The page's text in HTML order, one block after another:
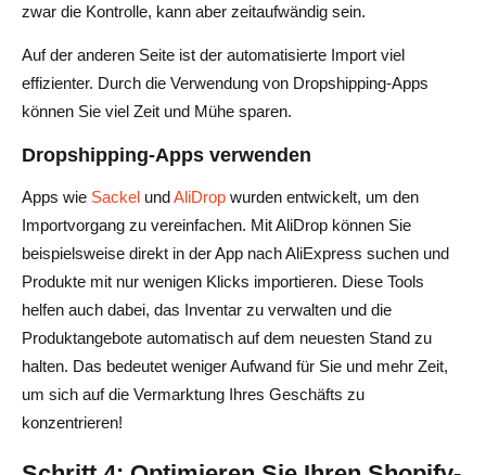
zwar die Kontrolle, kann aber zeitaufwändig sein.
Auf der anderen Seite ist der automatisierte Import viel
effizienter. Durch die Verwendung von Dropshipping-Apps
können Sie viel Zeit und Mühe sparen.
Dropshipping-Apps verwenden
Apps wie Sackel undAliDrop wurden entwickelt, um den
Importvorgang zu vereinfachen. Mit AliDrop können Sie
beispielsweise direkt in der App nach AliExpress suchen und
Produkte mit nur wenigen Klicks importieren. Diese Tools
helfen auch dabei, das Inventar zu verwalten und die
Produktangebote automatisch auf dem neuesten Stand zu
halten. Das bedeutet weniger Aufwand für Sie und mehr Zeit,
um sich auf die Vermarktung Ihres Geschäfts zu
konzentrieren!